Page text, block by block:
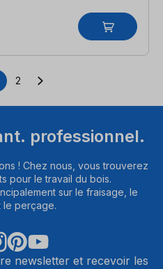
Page
2
professionnel.
! Chez nous, vous trouverez
pour le travail du bois.
sur le fraisage, le
le perçage.
newsletter et recevoir les